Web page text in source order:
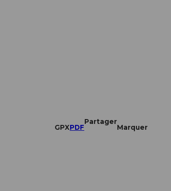
GPXPDF
Partager
Marquer